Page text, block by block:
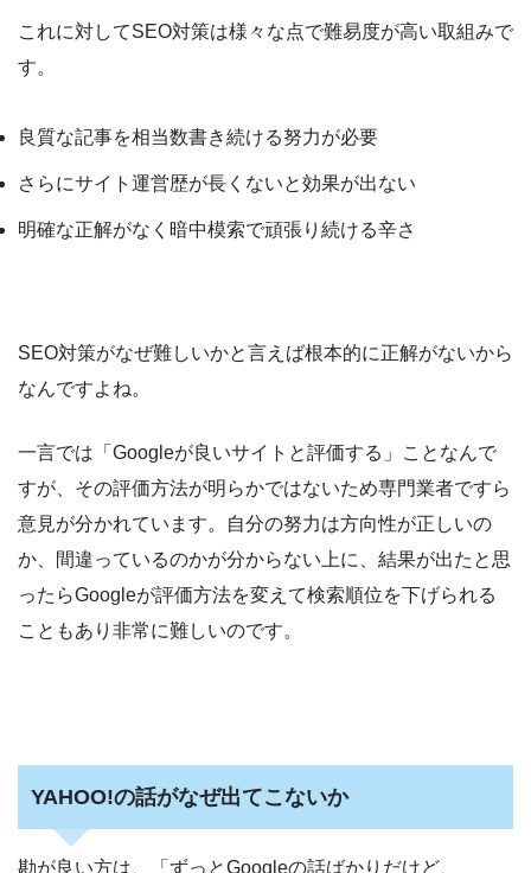
これに対してSEO対策は様々な点で難易度が高い取組みで
す。
良質な記事を相当数書き続ける努力が必要
さらにサイト運営歴が長くないと効果が出ない
明確な正解がなく暗中模索で頑張り続ける辛さ
SEO対策がなぜ難しいかと言えば根本的に正解がないから
なんですよね。
一言では「Googleが良いサイトと評価する」ことなんで
すが、その評価方法が明らかではないため専門業者ですら
意見が分かれています。自分の努力は方向性が正しいの
か、間違っているのかが分からない上に、結果が出たと思
ったらGoogleが評価方法を変えて検索順位を下げられる
こともあり非常に難しいのです。
YAHOO!の話がなぜ出てこないか
勘が良い方は、「ずっとGoogleの話ばかりだけど、